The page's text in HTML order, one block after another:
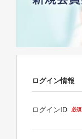
ログイン情報
ログインID 必須